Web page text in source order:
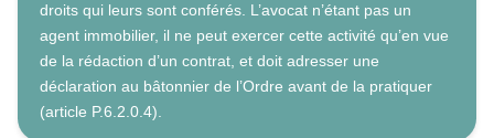
droits qui leurs sont conférés. L’avocat n’étant pas un
agent immobilier, il ne peut exercer cette activité qu’en vue
de la rédaction d’un contrat, et doit adresser une
déclaration au bâtonnier de l’Ordre avant de la pratiquer
(article P.6.2.0.4).